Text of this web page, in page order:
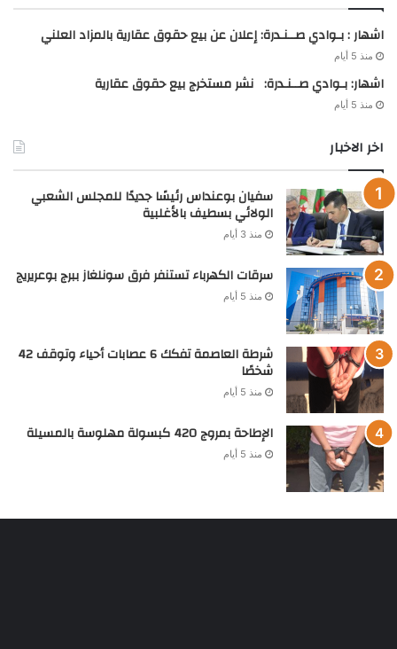
اشهار : بـوادي صــنـدرة: إعلان عن بيع حقوق عقارية بالمزاد العلني
منذ 5 أيام
اشهار: بـوادي صــنـدرة: نشر مستخرج بيع حقوق عقارية
منذ 5 أيام
اخر الاخبار
سفيان بوعنداس رئيسًا جديدًا للمجلس الشعبي
الولائي بسطيف بالأغلبية
منذ 3 أيام
سرقات الكهرباء تستنفر فرق سونلغاز ببرج بوعريريج
منذ 5 أيام
شرطة العاصمة تفكك 6 عصابات أحياء وتوقف 42
شخصًا
منذ 5 أيام
الإطاحة بمروج 420 كبسولة مهلوسة بالمسيلة
منذ 5 أيام